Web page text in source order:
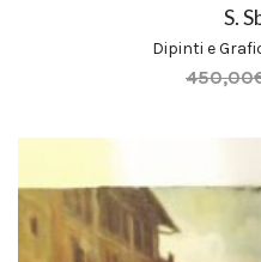
S.
Dipinti e
450,00